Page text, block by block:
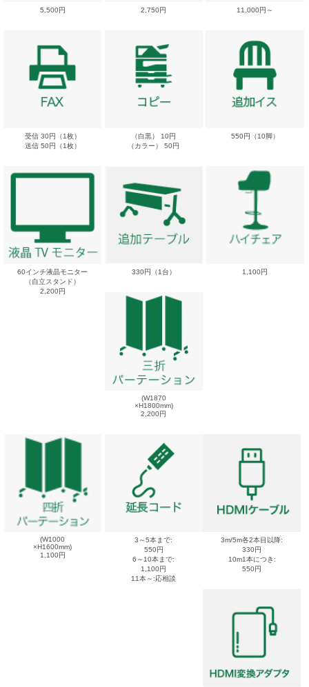
5,500円 2,750円 11,000円～
受信 30円（1枚）
送信 50円（1枚）
（白黒） 10円
（カラー） 50円
550円（10脚）
60インチ液晶モニター
（自立スタンド）
2,200円
330円（1台） 1,100円
(W1870
×H1800mm)
2,200円
(W1000
×H1600mm)
1,100円
3～5本まで:
550円
6～10本まで:
1,100円
11本～:応相談
3m/5m各2本目以降:
330円
10m1本につき:
550円